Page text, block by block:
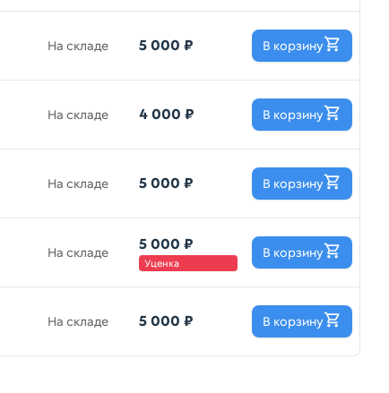
На складе 5 000 ₽ В корзину
На складе 4 000 ₽ В корзину
На складе 5 000 ₽ В корзину
На складе 5 000 ₽
Уценка
В корзину
На складе 5 000 ₽ В корзину